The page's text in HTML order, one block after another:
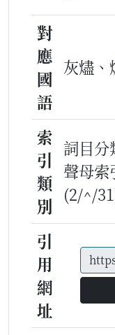
對
應
國
語
灰燼、
索
引
類
別
詞目
聲母
(2/^/
引
用
網
址